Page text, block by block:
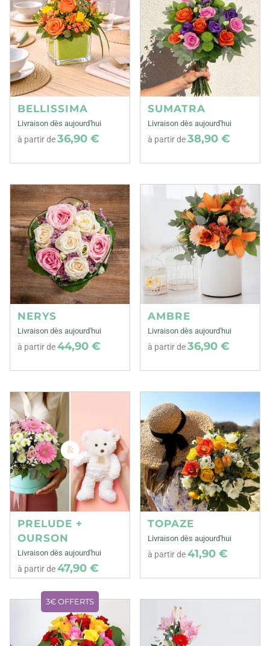
BELLISSIMA
Livraison dès aujourd'hui
à partir de36,90 €
SUMATRA
Livraison dès aujourd'hui
à partir de38,90 €
NERYS
Livraison dès aujourd'hui
à partir de44,90 €
AMBRE
Livraison dès aujourd'hui
à partir de36,90 €
PRELUDE +
OURSON
Livraison dès aujourd'hui
à partir de47,90 €
TOPAZE
Livraison dès aujourd'hui
à partir de41,90 €
3€ OFFERTS